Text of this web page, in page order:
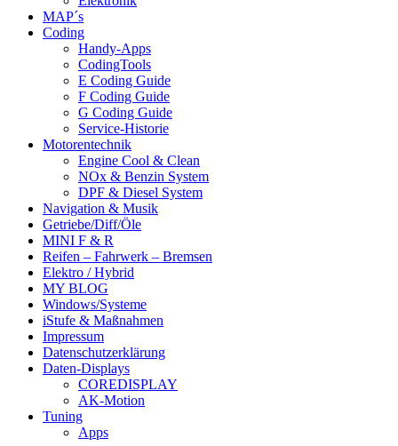
MAP´s
Coding
Handy-Apps
CodingTools
E Coding Guide
F Coding Guide
G Coding Guide
Service-Historie
Motorentechnik
Engine Cool & Clean
NOx & Benzin System
DPF & Diesel System
Navigation & Musik
Getriebe/Diff/Öle
MINI F & R
Reifen – Fahrwerk – Bremsen
Elektro / Hybrid
MY BLOG
Windows/Systeme
iStufe & Maßnahmen
Impressum
Datenschutzerklärung
Daten-Displays
COREDISPLAY
AK-Motion
Tuning
Apps